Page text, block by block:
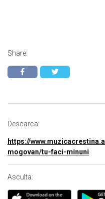
Share:
Descarca:
https://
mogovan/tu-faci-minuni
Asculta: